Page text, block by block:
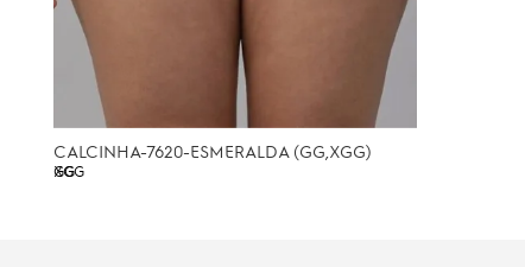
CALCINHA-7620-ESMERALDA (GG,XGG)
GG
XGG